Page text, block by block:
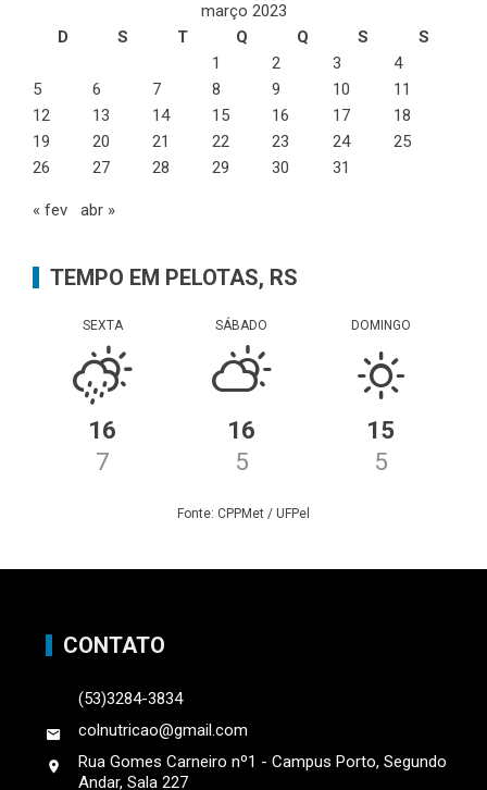
março 2023
D
S T Q Q S
S
1
2 3
4
5
6 7 8 9 10
11
12
13 14 15 16 17
18
19
20 21 22 23 24
25
26
27 28 29 30 31
« fev abr »
TEMPO EM PELOTAS, RS
SEXTA
16
7
SÁBADO
16
5
DOMINGO
15
5
Fonte: CPPMet / UFPel
CONTATO
(53)3284-3834
colnutricao@gmail.com
Rua Gomes Carneiro nº1 - Campus Porto, Segundo
Andar, Sala 227